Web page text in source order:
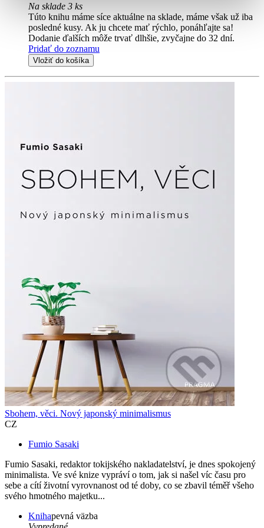
Na sklade 3 ks
Túto knihu máme síce aktuálne na sklade, máme však už iba
posledné kusy. Ak ju chcete mať rýchlo, ponáhľajte sa!
Dodanie ďalších môže trvať dlhšie, zvyčajne do 32 dní.
Pridať do zoznamu
Vložiť do košíka
Sbohem, věci. Nový japonský minimalismus
CZ
Fumio Sasaki
Fumio Sasaki, redaktor tokijského nakladatelství, je dnes spokojený
minimalista. Ve své knize vypráví o tom, jak si našel víc času pro
sebe a cítí životní vyrovnanost od té doby, co se zbavil téměř všeho
svého hmotného majetku...
Knihapevná väzba